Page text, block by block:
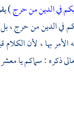
في الدين من حرج)
في الدين من حرج ،
بها ، لأن الكلام
ذكره : سماكم يا